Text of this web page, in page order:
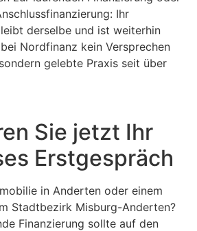
Ihr
derselbe und ist weiterhin
Nordfinanz kein Versprechen
gelebte Praxis seit über
Sie jetzt Ihr
Erstgespräch
in Anderten oder einem
Stadtbezirk Misburg-Anderten?
Finanzierung sollte auf den